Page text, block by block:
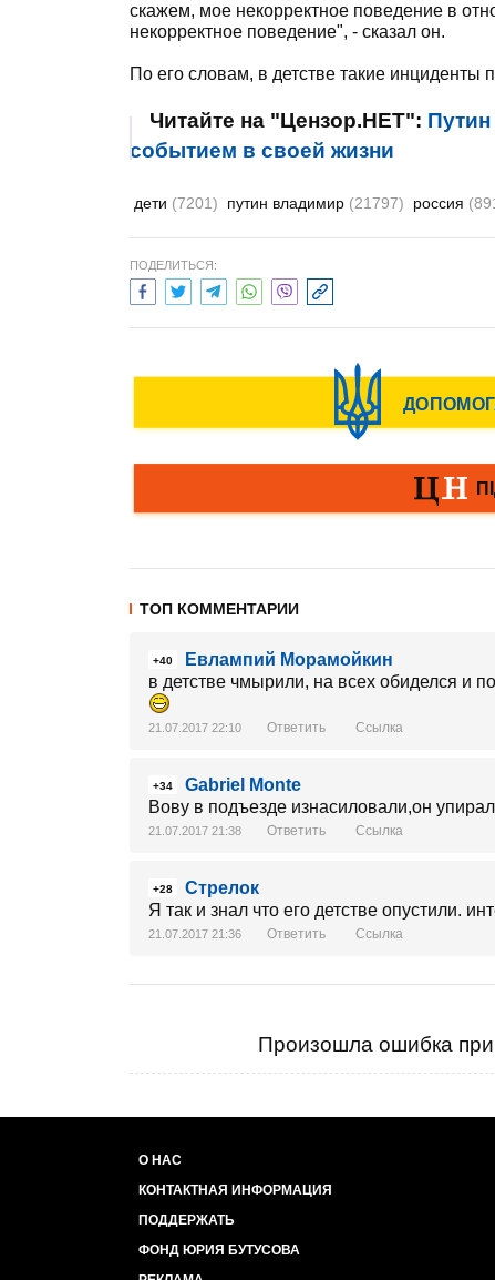
скажем, мое некорректное поведение в
некорректное поведение", - сказал он.
По его словам, в детстве такие инциденты
Читайте на "Цензор.НЕТ":
событием в своей жизни
дети (7201) путин владимир (21797) россия
ПОДЕЛИТЬСЯ:
ТОП КОММЕНТАРИИ
+40
Евлампий Морамойкин
в детстве чмырили, на всех обиделся и
21.07.2017 22:10 Ответить Ссылка
+34
Gabriel Monte
Вову в подъезде изнасиловали,он
21.07.2017 21:38 Ответить Ссылка
+28
Стрелок
Я так и знал что его детстве опустили.
21.07.2017 21:36 Ответить Ссылка
Произошла ошибка при
О НАС
КОНТАКТНАЯ ИНФОРМАЦИЯ
ПОДДЕРЖАТЬ
ФОНД ЮРИЯ БУТУСОВА